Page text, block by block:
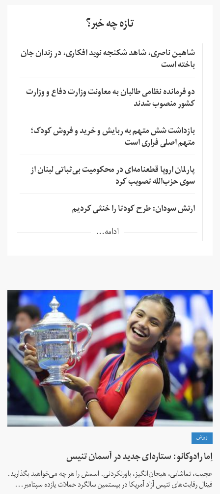
تازه چه خبر؟
شاهین ناصری، شاهد شکنجه نوید افکاری، در زندان جان
باخته است
دو فرمانده نظامی طالبان به معاونت وزارت دفاع و وزارت
کشور منصوب شدند
بازداشت شش متهم به ربایش و خرید و فروش کودک؛
متهم اصلی فراری است
پارلمان اروپا قطعنامه‌ای در محکومیت بی‌ثباتی لبنان از
سوی حزب‌الله تصویب کرد
ارتش سودان: طرح کودتا را خنثی کردیم
ادامه...
ورزش
اِما رادوکانو: ستاره‌ای جدید در آسمان تنیس
عجیب، تماشایی، هیجان‌انگیز، باورنکردنی. اسمش را هر چه می‌خواهید بگذارید.
فینال رقابت‌های تنیس آزاد آمریکا در بیستمین سالگرد حملات یازده سپتامبر...